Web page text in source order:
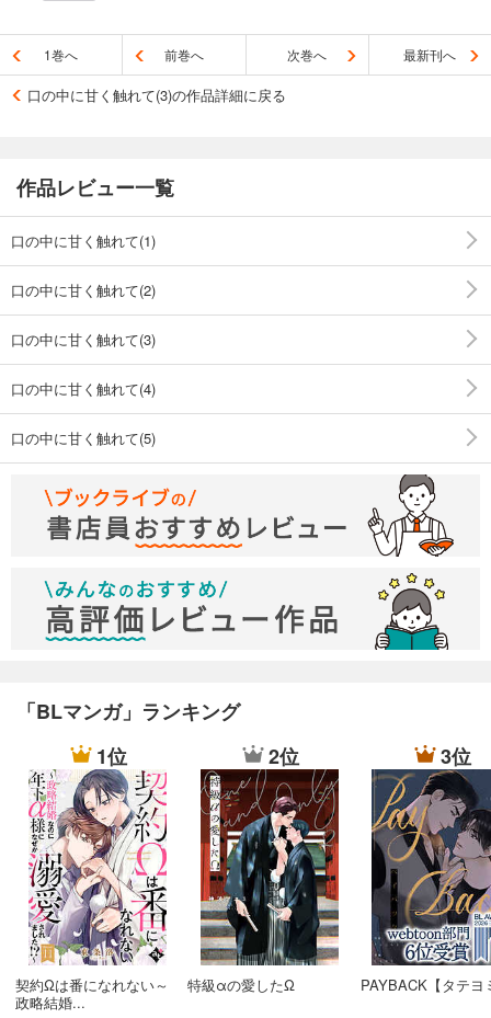
1巻へ 前巻へ 次巻へ 最新刊へ
口の中に甘く触れて(3)の作品詳細に戻る
作品レビュー一覧
口の中に甘く触れて(1)
口の中に甘く触れて(2)
口の中に甘く触れて(3)
口の中に甘く触れて(4)
口の中に甘く触れて(5)
「BLマンガ」ランキング
1位
契約Ωは番になれない～
政略結婚...
2位
特級αの愛したΩ
3位
PAYBACK【タテヨ